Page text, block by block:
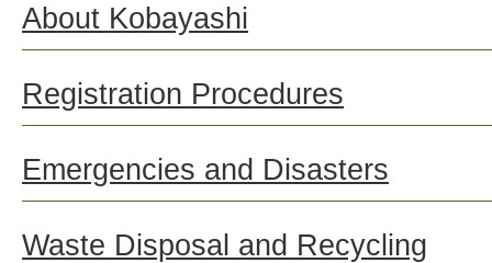
About Kobayashi
Registration Procedures
Emergencies and Disasters
Waste Disposal and Recycling